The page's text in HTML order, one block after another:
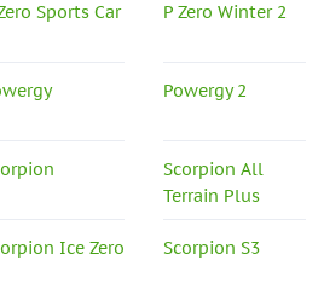
Sports Car P Zero Winter 2
Powergy 2
Scorpion All
Terrain Plus
Ice Zero
Scorpion S3